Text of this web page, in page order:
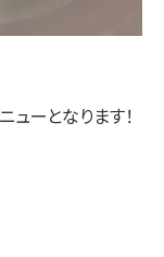
ーとなります！